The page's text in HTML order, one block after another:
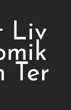
Liv
Ter